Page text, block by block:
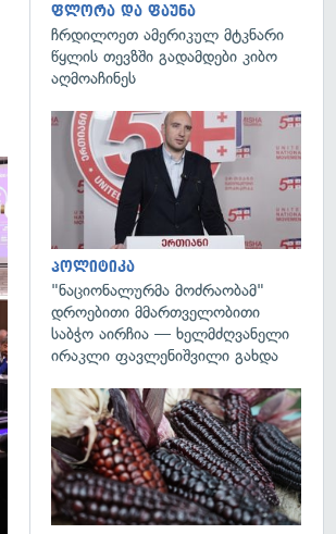
ფლორა და ფაუნა
ჩრდილოეთ ამერიკულ მტკნარი
წყლის თევზში გადამდები კიბო
აღმოაჩინეს
პოლიტიკა
"ნაციონალურმა მოძრაობამ"
დროებითი მმართველობითი
საბჭო აირჩია — ხელმძღვანელი
ირაკლი ფავლენიშვილი გახდა